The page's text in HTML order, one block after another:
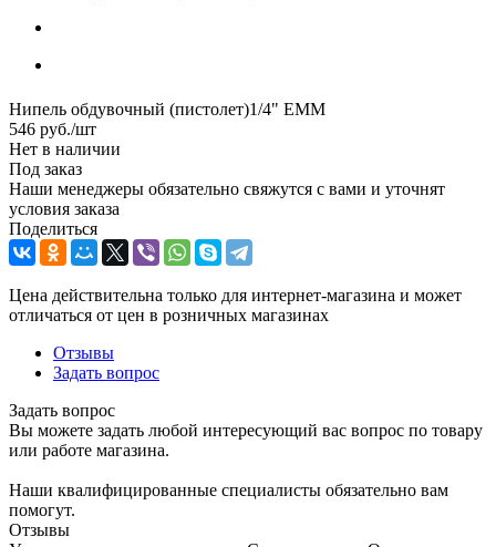
Нипель обдувочный (пистолет)1/4" EMM
546 руб./шт
Нет в наличии
Под заказ
Наши менеджеры обязательно свяжутся с вами и уточнят
условия заказа
Поделиться
Цена действительна только для интернет-магазина и может
отличаться от цен в розничных магазинах
Отзывы
Задать вопрос
Задать вопрос
Вы можете задать любой интересующий вас вопрос по товару
или работе магазина.
Наши квалифицированные специалисты обязательно вам
помогут.
Отзывы